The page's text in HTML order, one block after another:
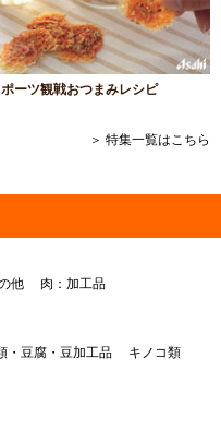
ーツ観戦おつまみレシピ
＞ 特集一覧はこちら
他 肉：加工品
・豆腐・豆加工品
キノコ類